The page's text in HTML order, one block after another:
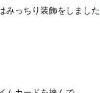
みっちり装飾をしました